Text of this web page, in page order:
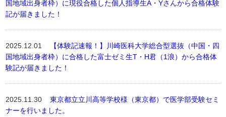
国地域出身者枠）に現役合格した個人指導生A・Yさんから合格体験
記が届きました！
2025.12.01
【体験記速報！】川崎医科大学総合型選抜（中国・四
国地域出身者枠）に合格した富士ゼミ生T・H君（1浪）から合格体
験記が届きました！
2025.11.30東京都立立川高等学校様（東京都）で医学部受験セミ
ナーを行いました。